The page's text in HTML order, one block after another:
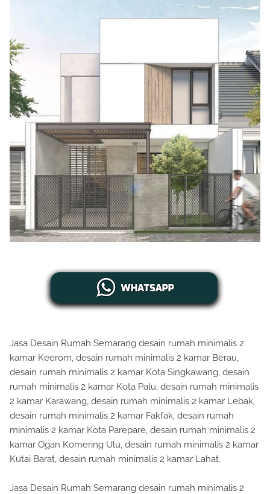
Jasa Desain Rumah Semarang desain rumah minimalis 2
kamar Keerom, desain rumah minimalis 2 kamar Berau,
desain rumah minimalis 2 kamar Kota Singkawang, desain
rumah minimalis 2 kamar Kota Palu, desain rumah minimalis
2 kamar Karawang, desain rumah minimalis 2 kamar Lebak,
desain rumah minimalis 2 kamar Fakfak, desain rumah
minimalis 2 kamar Kota Parepare, desain rumah minimalis 2
kamar Ogan Komering Ulu, desain rumah minimalis 2 kamar
Kutai Barat, desain rumah minimalis 2 kamar Lahat.
Jasa Desain Rumah Semarang desain rumah minimalis 2